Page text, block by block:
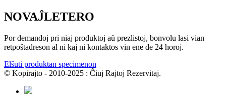
NOVAĴLETERO
Por demandoj pri niaj produktoj aŭ prezlistoj, bonvolu lasi vian
retpoŝtadreson al ni kaj ni kontaktos vin ene de 24 horoj.
Elŝuti produktan specimenon
© Kopirajto - 2010-2025 : Ĉiuj Rajtoj Rezervitaj.